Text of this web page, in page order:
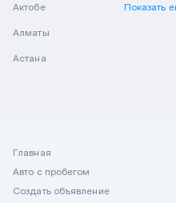
Актобе
Алматы
Астана
Показать
Главная
Авто с пробегом
Создать объявление